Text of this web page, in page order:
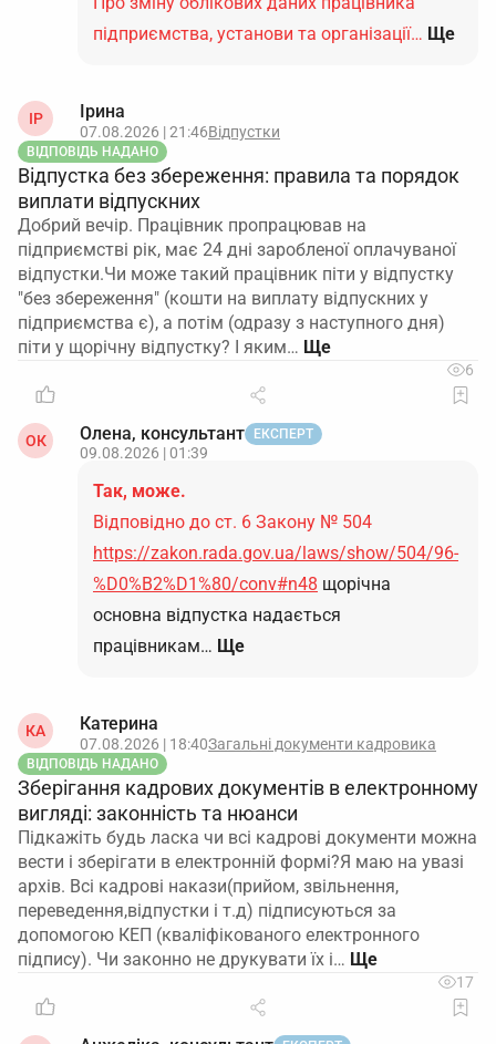
підприємства, установи та організації… Ще
ІР Ірина
07.08.2026 | 21:46Відпустки
ВІДПОВІДЬ НАДАНО
Відпустка без збереження: правила та порядок
виплати відпускних
Добрий вечір. Працівник пропрацював на
підприємстві рік, має 24 дні заробленої оплачуваної
відпустки.Чи може такий працівник піти у відпустку
"без збереження" (кошти на виплату відпускних у
підприємства є), а потім (одразу з наступного дня)
піти у щорічну відпустку? І яким…
6
ОК Олена, консультант ЕКСПЕРТ
09.08.2026 | 01:39
Так, може.
Відповідно до ст. 6 Закону № 504
https://zakon.rada.gov.ua/laws/show/504/96-
%D0%B2%D1%80/conv#n48 щорічна
основна відпустка надається
працівникам… Ще
КА Катерина
07.08.2026 | 18:40Загальні документи кадровика
ВІДПОВІДЬ НАДАНО
Зберігання кадрових документів в електронному
вигляді: законність та нюанси
Підкажіть будь ласка чи всі кадрові документи можна
вести і зберігати в електронній формі?Я маю на увазі
архів. Всі кадрові накази(прийом, звільнення,
переведення,відпустки і т.д) підписуються за
допомогою КЕП (кваліфікованого електронного
підпису). Чи законно не друкувати їх і…
17